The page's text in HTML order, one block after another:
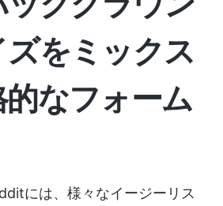
ズをミックス
的なフォーム
には、様々なイージーリス